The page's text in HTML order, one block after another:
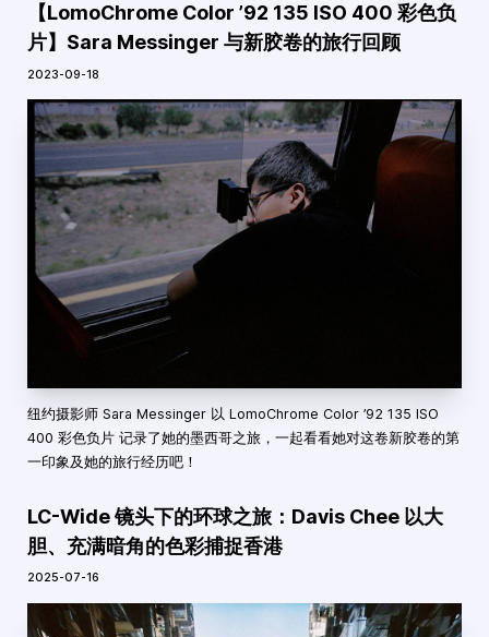
【LomoChrome Color ’92 135 ISO 400 彩色负
片】Sara Messinger 与新胶卷的旅行回顾
2023-09-18
纽约摄影师 Sara Messinger 以 LomoChrome Color ’92 135 ISO
400 彩色负片 记录了她的墨西哥之旅，一起看看她对这卷新胶卷的第
一印象及她的旅行经历吧！
LC-Wide 镜头下的环球之旅：Davis Chee 以大
胆、充满暗角的色彩捕捉香港
2025-07-16